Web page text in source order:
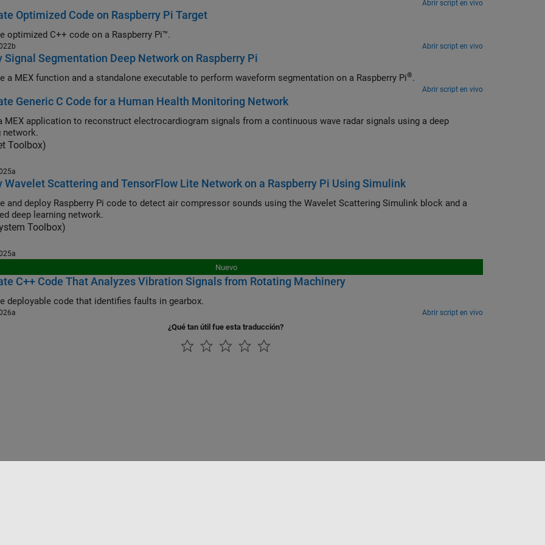
Abrir script en vivo
Optimized Code on Raspberry Pi Target
optimized C++ code on a Raspberry Pi™.
Abrir script en vivo
Signal Segmentation Deep Network on Raspberry Pi
Generate a MEX function and a standalone executable to perform waveform segmentation on a Raspberry Pi®.
Abrir script en vivo
Generic C Code for a Human Health Monitoring Network
application to reconstruct electrocardiogram signals from a continuous wave radar signals using a deep
network.
Toolbox)
Wavelet Scattering and TensorFlow Lite Network on a Raspberry Pi Using Simulink
deploy Raspberry Pi code to detect air compressor sounds using the Wavelet Scattering Simulink block and a
deep learning network.
Toolbox)
Nuevo
C++ Code That Analyzes Vibration Signals from Rotating Machinery
deployable code that identifies faults in gearbox.
Abrir script en vivo
¿Qué tan útil fue esta traducción?